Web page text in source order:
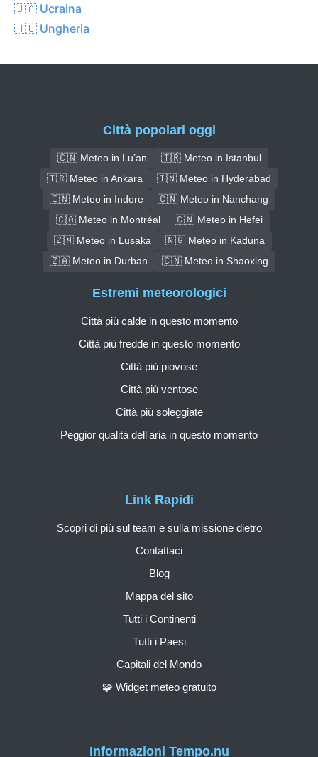
🇺🇦 Ucraina
🇭🇺 Ungheria
Città popolari oggi
🇨🇳 Meteo in Lu’an
🇹🇷 Meteo in Istanbul
🇹🇷 Meteo in Ankara
🇮🇳 Meteo in Hyderabad
🇮🇳 Meteo in Indore
🇨🇳 Meteo in Nanchang
🇨🇦 Meteo in Montréal
🇨🇳 Meteo in Hefei
🇿🇲 Meteo in Lusaka
🇳🇬 Meteo in Kaduna
🇿🇦 Meteo in Durban
🇨🇳 Meteo in Shaoxing
Informazioni Tempo.nu
Link Rapidi
Scopri di più sul team e sulla missione dietro
Contattaci
Blog
Mappa del sito
Tutti i Continenti
Tutti i Paesi
Capitali del Mondo
🧩 Widget meteo gratuito
Estremi meteorologici
Città più calde in questo momento
Città più fredde in questo momento
Città più piovose
Città più ventose
Città più soleggiate
Peggior qualità dell'aria in questo momento